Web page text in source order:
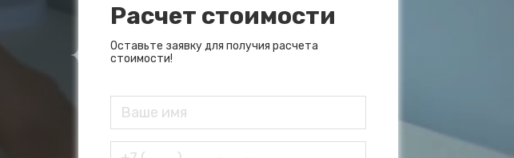
Расчет стоимости
Оставьте заявку для получия расчета
стоимости!